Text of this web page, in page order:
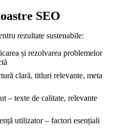
SEO
rezultate sustenabile:
și rezolvarea problemelor
clară, titluri relevante, meta
– texte de calitate, relevante
utilizator – factori esențiali